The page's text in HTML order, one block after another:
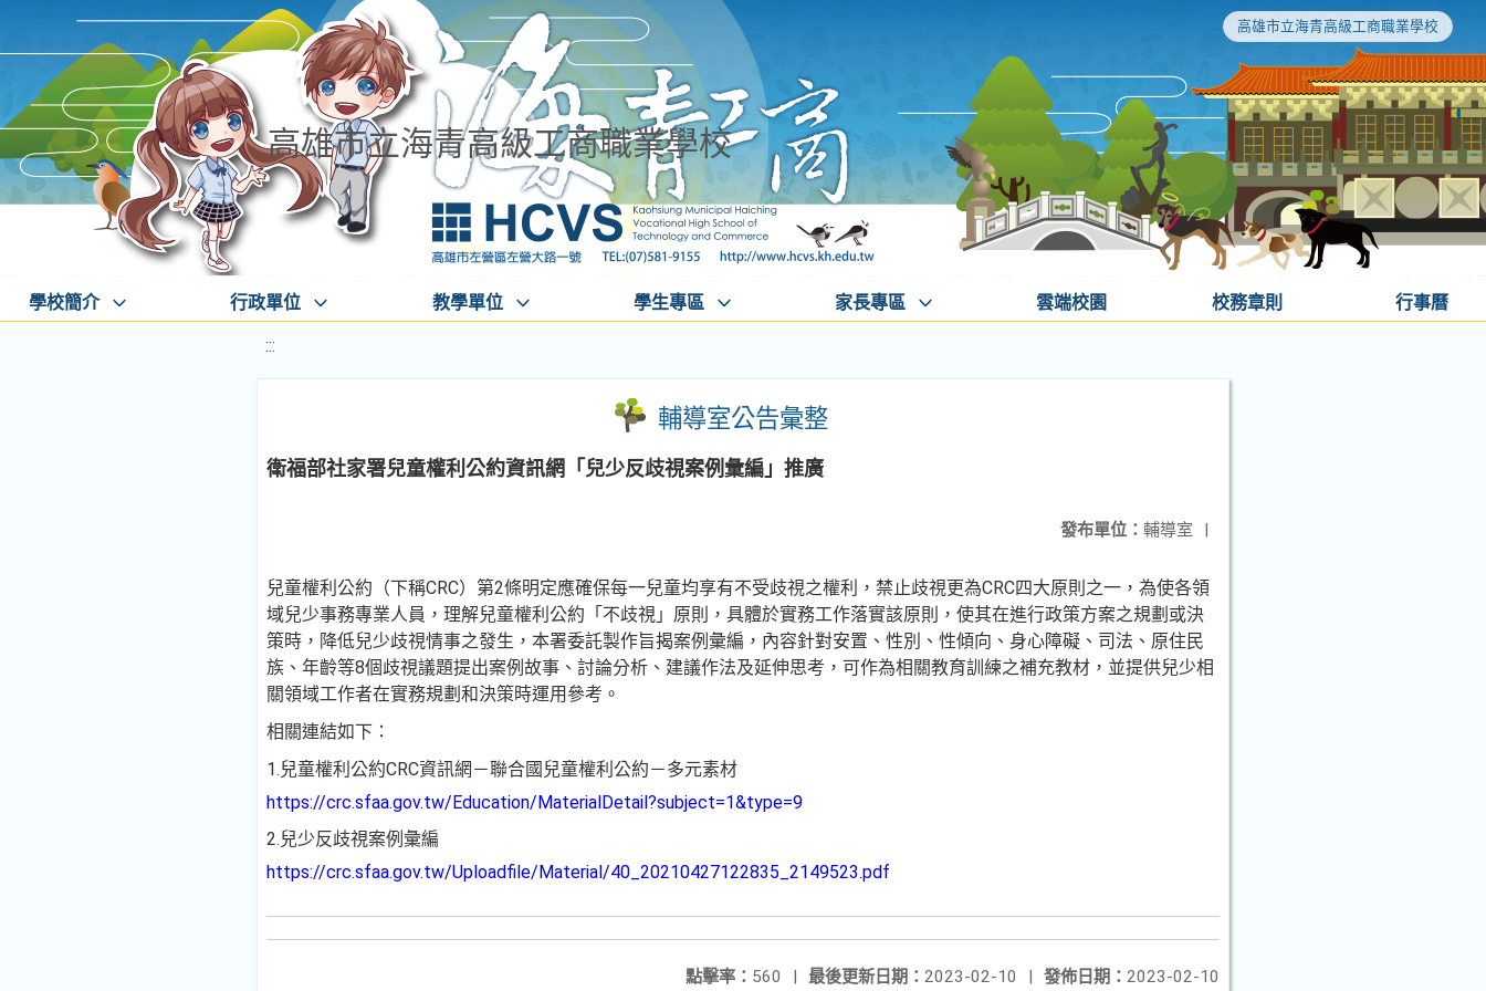
高雄市立海青高級工商職業學校
高雄市立海青高級工商職業學校
學校簡介 行政單位 教學單位 學生專區 家長專區 雲端校園 校務章則 行事曆
:::
輔導室公告彙整
衛福部社家署兒童權利公約資訊網「兒少反歧視案例彙編」推廣
發布單位： 輔導室 |
兒童權利公約（下稱CRC）第2條明定應確保每一兒童均享有不受歧視之權利，禁止歧視更為CRC四大原則之一，為使各領
域兒少事務專業人員，理解兒童權利公約「不歧視」原則，具體於實務工作落實該原則，使其在進行政策方案之規劃或決
策時，降低兒少歧視情事之發生，本署委託製作旨揭案例彙編，內容針對安置、性別、性傾向、身心障礙、司法、原住民
族、年齡等8個歧視議題提出案例故事、討論分析、建議作法及延伸思考，可作為相關教育訓練之補充教材，並提供兒少相
關領域工作者在實務規劃和決策時運用參考。
相關連結如下：
1.兒童權利公約CRC資訊網－聯合國兒童權利公約－多元素材
https://crc.sfaa.gov.tw/Education/MaterialDetail?subject=1&type=9
2.兒少反歧視案例彙編
https://crc.sfaa.gov.tw/Uploadfile/Material/40_20210427122835_2149523.pdf
發佈日期： 2023-02-10
最後更新日期： 2023-02-10 |
點擊率： 560 |